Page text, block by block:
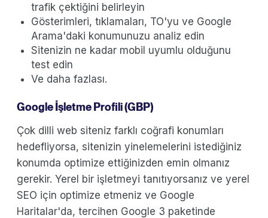
trafik çektiğini belirleyin
Gösterimleri, tıklamaları, TO'yu ve Google
Arama'daki konumunuzu analiz edin
Sitenizin ne kadar mobil uyumlu olduğunu
test edin
Ve daha fazlası.
Google İşletme Profili (GBP)
Çok dilli web siteniz farklı coğrafi konumları
hedefliyorsa, sitenizin yinelemelerini istediğiniz
konumda optimize ettiğinizden emin olmanız
gerekir. Yerel bir işletmeyi tanıtıyorsanız ve yerel
SEO için optimize etmeniz ve Google
Haritalar'da, tercihen Google 3 paketinde